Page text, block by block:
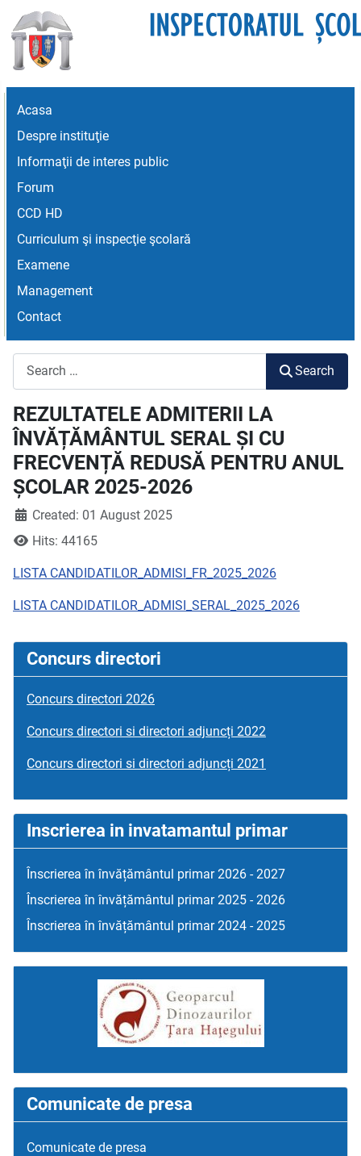
Acasa
Despre instituţie
Informaţii de interes public
Forum
CCD HD
Curriculum şi inspecţie şcolară
Examene
Management
Contact
Search
REZULTATELE ADMITERII LA
ÎNVĂȚĂMÂNTUL SERAL ȘI CU
FRECVENȚĂ REDUSĂ PENTRU ANUL
ȘCOLAR 2025-2026
Created: 01 August 2025
Hits: 44165
LISTA CANDIDATILOR_ADMISI_FR_2025_2026
LISTA CANDIDATILOR_ADMISI_SERAL_2025_2026
Concurs directori
Concurs directori 2026
Concurs directori si directori adjuncți 2022
Concurs directori si directori adjuncți 2021
Inscrierea in invatamantul primar
Înscrierea în învățământul primar 2026 - 2027
Înscrierea în învățământul primar 2025 - 2026
Înscrierea în învățământul primar 2024 - 2025
Comunicate de presa
Comunicate de presa